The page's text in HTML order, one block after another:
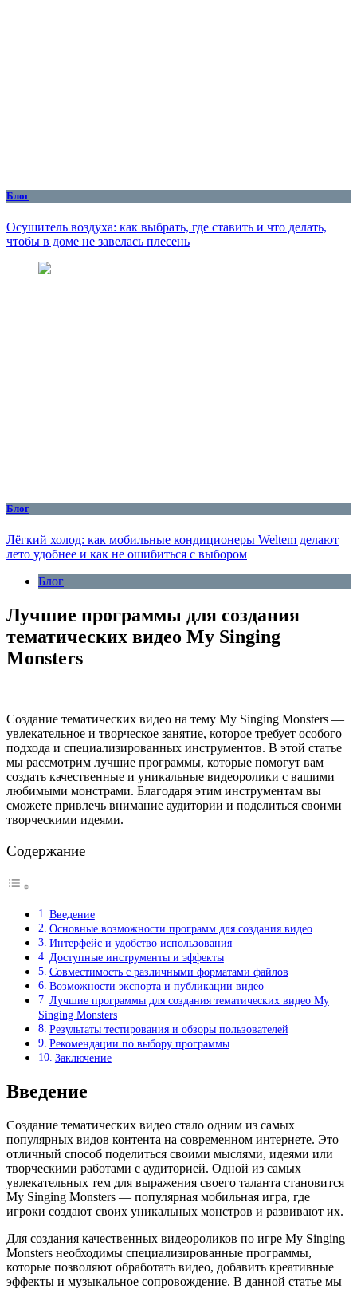
Блог
Осушитель воздуха: как выбрать, где ставить и что делать,
чтобы в доме не завелась плесень
Блог
Лёгкий холод: как мобильные кондиционеры Weltem делают
лето удобнее и как не ошибиться с выбором
Блог
Лучшие программы для создания
тематических видео My Singing
Monsters
Создание тематических видео на тему My Singing Monsters —
увлекательное и творческое занятие, которое требует особого
подхода и специализированных инструментов. В этой статье
мы рассмотрим лучшие программы, которые помогут вам
создать качественные и уникальные видеоролики с вашими
любимыми монстрами. Благодаря этим инструментам вы
сможете привлечь внимание аудитории и поделиться своими
творческими идеями.
Содержание
Введение
Основные возможности программ для создания видео
Интерфейс и удобство использования
Доступные инструменты и эффекты
Совместимость с различными форматами файлов
Возможности экспорта и публикации видео
Лучшие программы для создания тематических видео My
Singing Monsters
Результаты тестирования и обзоры пользователей
Рекомендации по выбору программы
Заключение
Введение
Создание тематических видео стало одним из самых
популярных видов контента на современном интернете. Это
отличный способ поделиться своими мыслями, идеями или
творческими работами с аудиторией. Одной из самых
увлекательных тем для выражения своего таланта становится
My Singing Monsters — популярная мобильная игра, где
игроки создают своих уникальных монстров и развивают их.
Для создания качественных видеороликов по игре My Singing
Monsters необходимы специализированные программы,
которые позволяют обработать видео, добавить креативные
эффекты и музыкальное сопровождение. В данной статье мы